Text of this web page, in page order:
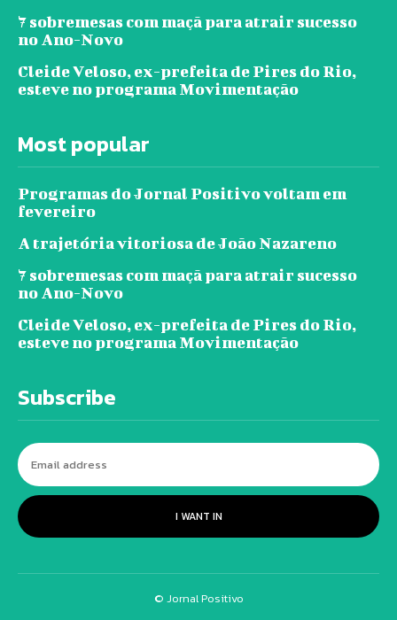
7 sobremesas com maçã para atrair sucesso
no Ano-Novo
Cleide Veloso, ex-prefeita de Pires do Rio,
esteve no programa Movimentação
Most popular
Programas do Jornal Positivo voltam em
fevereiro
A trajetória vitoriosa de João Nazareno
7 sobremesas com maçã para atrair sucesso
no Ano-Novo
Cleide Veloso, ex-prefeita de Pires do Rio,
esteve no programa Movimentação
Subscribe
I WANT IN
© Jornal Positivo